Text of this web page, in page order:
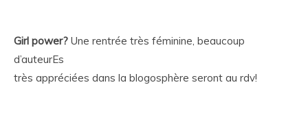
Girl power? Une rentrée très féminine, beaucoup
d’auteurEs
très appréciées dans la blogosphère seront au rdv!